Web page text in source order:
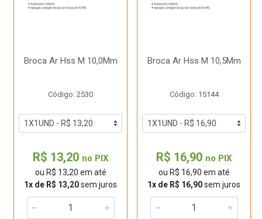
Broca Ar Hss M 10,0Mm
Código: 2530
R$ 13,20 no PIX
ou R$ 13,20 em até
1x de R$ 13,20sem juros
Broca Ar Hss M 10,5Mm
Código: 15144
R$ 16,90 no PIX
ou R$ 16,90 em até
1x de R$ 16,90sem juros